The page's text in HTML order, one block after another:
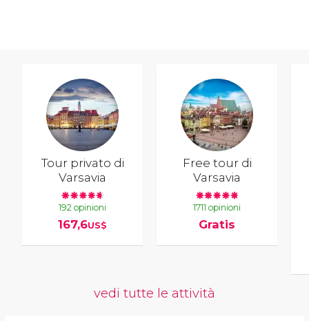
Tour privato di
Varsavia
192 opinioni
167,6US$
Free tour di
Varsavia
1711 opinioni
Gratis
vedi tutte le attività